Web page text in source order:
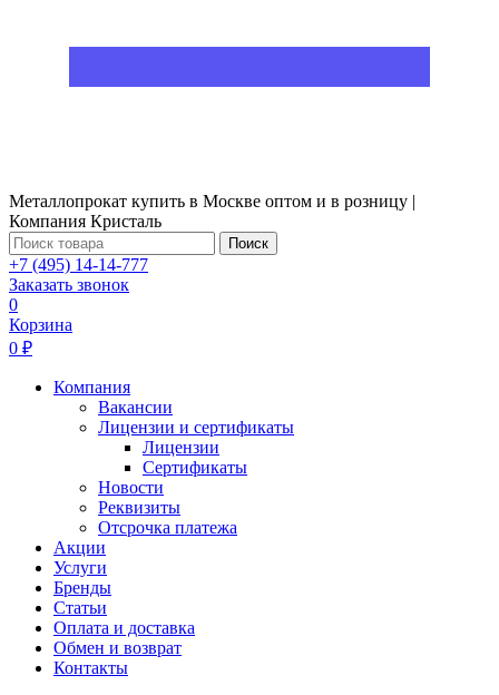
Металлопрокат купить в Москве оптом и в розницу |
Компания Кристаль
Поиск
+7 (495) 14-14-777
Заказать звонок
0
Корзина
0 ₽
Компания
Вакансии
Лицензии и сертификаты
Лицензии
Сертификаты
Новости
Реквизиты
Отсрочка платежа
Акции
Услуги
Бренды
Статьи
Оплата и доставка
Обмен и возврат
Контакты